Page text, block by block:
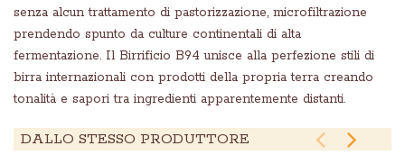
senza alcun trattamento di pastorizzazione, microfiltrazione
prendendo spunto da culture continentali di alta
fermentazione. Il Birrificio B94 unisce alla perfezione stili di
birra internazionali con prodotti della propria terra creando
tonalità e sapori tra ingredienti apparentemente distanti.
DALLO STESSO PRODUTTORE  